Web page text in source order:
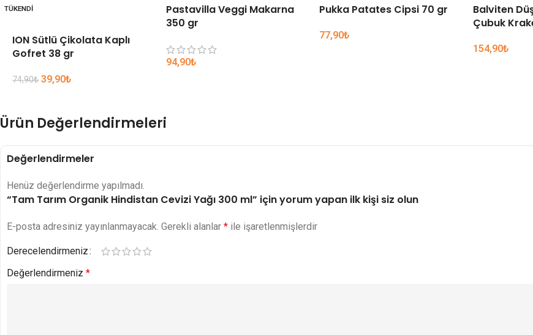
TÜKENDI
ION Sütlü Çikolata Kaplı
Gofret 38 gr
74,90₺ 39,90₺
Pastavilla Veggi Makarna
350 gr
94,90₺
Pukka Patates Cipsi 70 gr
77,90₺
Balviten
Çubuk
154,90₺
Ürün Değerlendirmeleri
Değerlendirmeler
Henüz değerlendirme yapılmadı.
“Tam Tarım Organik Hindistan Cevizi Yağı 300 ml” için yorum yapan ilk kişi siz olun
E-posta adresiniz yayınlanmayacak. Gerekli alanlar * ile işaretlenmişlerdir
Derecelendirmeniz
Değerlendirmeniz *